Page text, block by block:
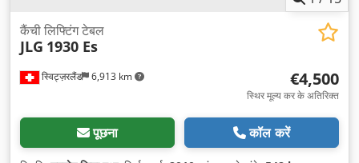
स्विट्ज़रलैंड 6,913 km
कैंची लिफ्टिंग टेबल
JLG 1930 Es
€4,500
स्थिर मूल्य कर के अतिरिक्त
पूछना कॉल करें